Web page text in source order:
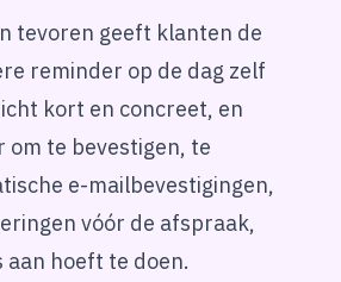
tevoren geeft klanten de
reminder op de dag zelf
kort en concreet, en
te bevestigen, te
e-mailbevestigingen,
vóór de afspraak,
hoeft te doen.